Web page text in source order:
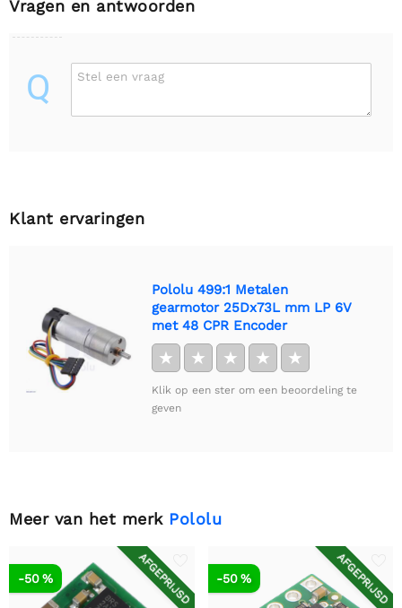
Vragen en antwoorden
Q Stel een vraag
Klant ervaringen
Pololu 499:1 Metalen
gearmotor 25Dx73L mm LP 6V
met 48 CPR Encoder
★ ★ ★ ★ ★
Klik op een ster om een beoordeling te
geven
Meer van het merk Pololu
AFGEPRIJSD
-50 % AFGEPRIJSD
-50 %